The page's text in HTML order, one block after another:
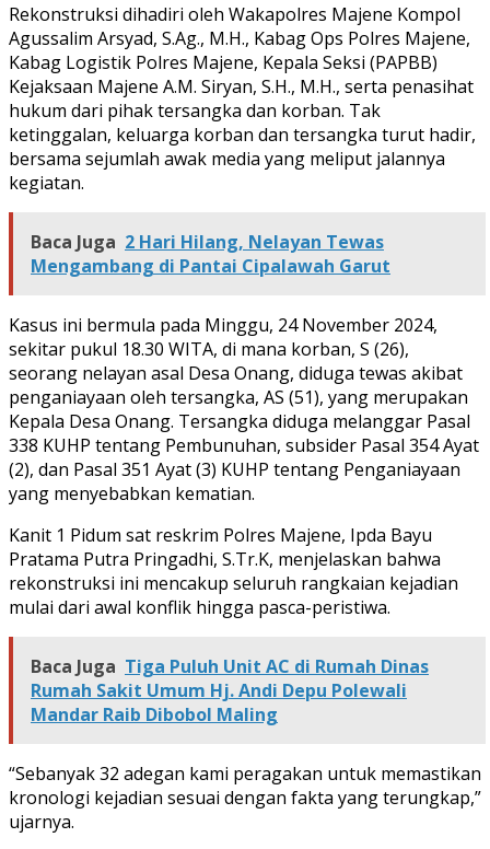
Rekonstruksi dihadiri oleh Wakapolres Majene Kompol
Agussalim Arsyad, S.Ag., M.H., Kabag Ops Polres Majene,
Kabag Logistik Polres Majene, Kepala Seksi (PAPBB)
Kejaksaan Majene A.M. Siryan, S.H., M.H., serta penasihat
hukum dari pihak tersangka dan korban. Tak
ketinggalan, keluarga korban dan tersangka turut hadir,
bersama sejumlah awak media yang meliput jalannya
kegiatan.
Baca Juga 2 Hari Hilang, Nelayan Tewas
Mengambang di Pantai Cipalawah Garut
Kasus ini bermula pada Minggu, 24 November 2024,
sekitar pukul 18.30 WITA, di mana korban, S (26),
seorang nelayan asal Desa Onang, diduga tewas akibat
penganiayaan oleh tersangka, AS (51), yang merupakan
Kepala Desa Onang. Tersangka diduga melanggar Pasal
338 KUHP tentang Pembunuhan, subsider Pasal 354 Ayat
(2), dan Pasal 351 Ayat (3) KUHP tentang Penganiayaan
yang menyebabkan kematian.
Kanit 1 Pidum sat reskrim Polres Majene, Ipda Bayu
Pratama Putra Pringadhi, S.Tr.K, menjelaskan bahwa
rekonstruksi ini mencakup seluruh rangkaian kejadian
mulai dari awal konflik hingga pasca-peristiwa.
Baca Juga Tiga Puluh Unit AC di Rumah Dinas
Rumah Sakit Umum Hj. Andi Depu Polewali
Mandar Raib Dibobol Maling
“Sebanyak 32 adegan kami peragakan untuk memastikan
kronologi kejadian sesuai dengan fakta yang terungkap,”
ujarnya.